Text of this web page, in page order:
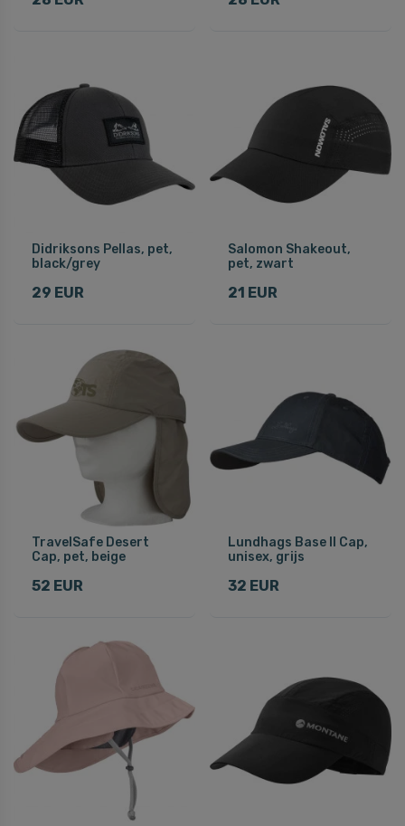
Didriksons Pellas, pet,
black/grey
29 EUR
Salomon Shakeout,
pet, zwart
21 EUR
TravelSafe Desert
Cap, pet, beige
52 EUR
Lundhags Base II Cap,
unisex, grijs
32 EUR